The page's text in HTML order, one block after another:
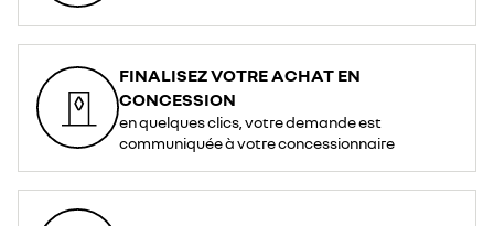
FINALISEZ VOTRE ACHAT EN
CONCESSION
en quelques clics, votre demande est
communiquée à votre concessionnaire